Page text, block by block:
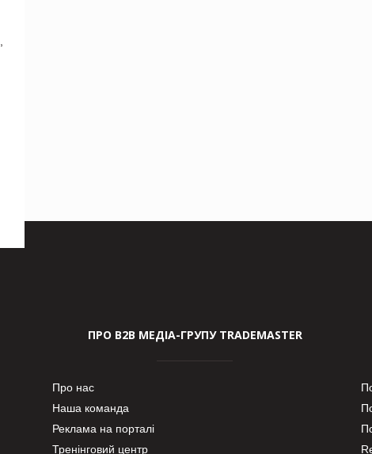
ПРО В2В МЕДІА-ГРУПУ TRADEMASTER
Про нас
Наша команда
Реклама на порталі
Тренінговий центр